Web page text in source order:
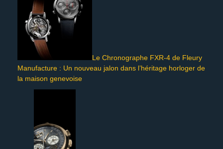
Le Chronographe FXR-4 de Fleury
Manufacture : Un nouveau jalon dans l’héritage horloger de
la maison genevoise